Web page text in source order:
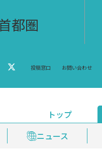
都圏
投稿窓口 お問い合わせ
トップ
ニュース
おくや